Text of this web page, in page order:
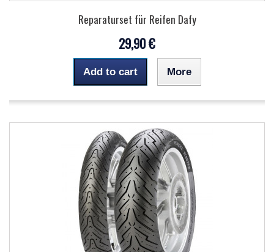
Reparaturset für Reifen Dafy
29,90 €
Add to cart More